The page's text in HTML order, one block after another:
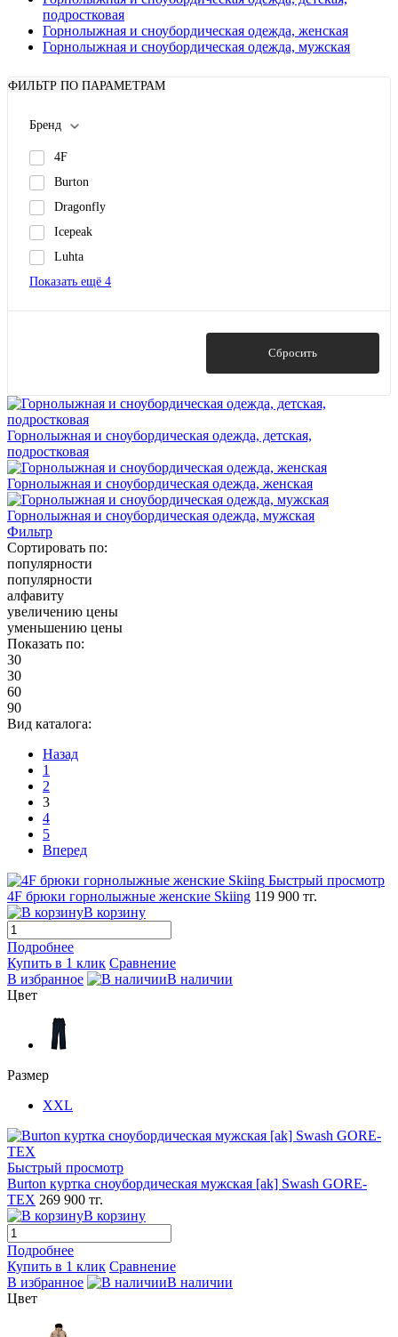
подростковая
Горнолыжная и сноубордическая одежда, женская
Горнолыжная и сноубордическая одежда, мужская
ФИЛЬТР ПО ПАРАМЕТРАМ
Бренд
4F
Burton
Dragonfly
Icepeak
Luhta
Показать ещё 4
Сбросить
Горнолыжная и сноубордическая одежда, детская,
подростковая
Горнолыжная и сноубордическая одежда, женская
Горнолыжная и сноубордическая одежда, мужская
Фильтр
Сортировать по:
популярности
популярности
алфавиту
увеличению цены
уменьшению цены
Показать по:
30
30
60
90
Вид каталога:
Назад
1
2
3
4
5
Вперед
Быстрый просмотр
4F брюки горнолыжные женские Skiing 119 900 тг.
В корзину
Подробнее
Купить в 1 клик Сравнение
В избранное
В наличии
Цвет
Размер
XXL
Быстрый просмотр
Burton куртка сноубордическая мужская [ak] Swash GORE-
TEX 269 900 тг.
В корзину
Подробнее
Купить в 1 клик Сравнение
В избранное
В наличии
Цвет